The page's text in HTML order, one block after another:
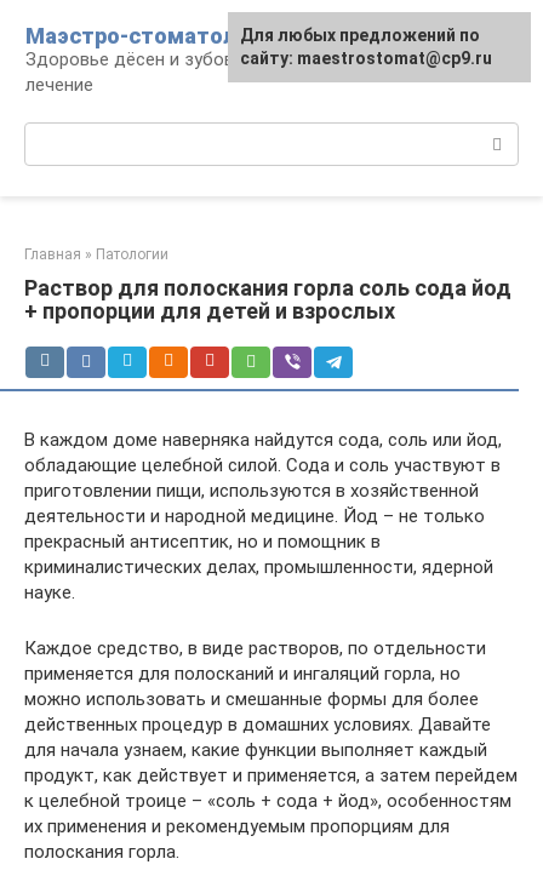
контенту
Маэстро-стоматолог
Здоровье дёсен и зубов, диагностика и
лечение
Главная » Патологии
Раствор для полоскания горла соль сода йод
+ пропорции для детей и взрослых
В каждом доме наверняка найдутся сода, соль или йод,
обладающие целебной силой. Сода и соль участвуют в
приготовлении пищи, используются в хозяйственной
деятельности и народной медицине. Йод – не только
прекрасный антисептик, но и помощник в
криминалистических делах, промышленности, ядерной
науке.
Каждое средство, в виде растворов, по отдельности
применяется для полосканий и ингаляций горла, но
можно использовать и смешанные формы для более
действенных процедур в домашних условиях. Давайте
для начала узнаем, какие функции выполняет каждый
продукт, как действует и применяется, а затем перейдем
к целебной троице – «соль + сода + йод», особенностям
их применения и рекомендуемым пропорциям для
полоскания горла.
Для любых предложений по
сайту: maestrostomat@cp9.ru